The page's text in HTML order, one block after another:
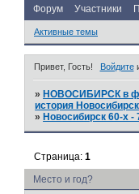
Форум Участники
Активные темы
Привет, Гость! Войдите
» НОВОСИБИРСК в
история
» Новосибирск 60-х -
Место и год?
Страница:1